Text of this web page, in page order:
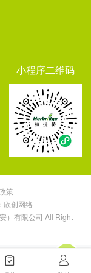
小程序二维码
策
欣创网络
）有限公司 All Right
站！